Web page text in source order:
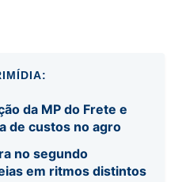
da MP do Frete e
de custos no agro
no segundo
em ritmos distintos